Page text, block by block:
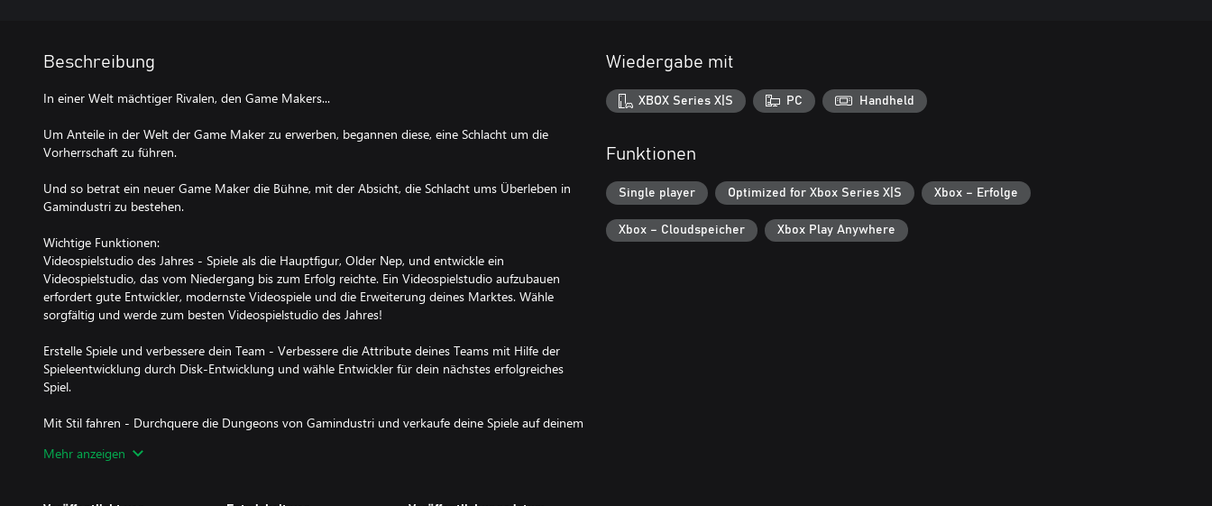
Beschreibung
In einer Welt mächtiger Rivalen, den Game Makers...
Um Anteile in der Welt der Game Maker zu erwerben, begannen diese, eine Schlacht um die
Vorherrschaft zu führen.
Und so betrat ein neuer Game Maker die Bühne, mit der Absicht, die Schlacht ums Überleben in
Gamindustri zu bestehen.
Wichtige Funktionen:
Videospielstudio des Jahres - Spiele als die Hauptfigur, Older Nep, und entwickle ein
Videospielstudio, das vom Niedergang bis zum Erfolg reichte. Ein Videospielstudio aufzubauen
erfordert gute Entwickler, modernste Videospiele und die Erweiterung deines Marktes. Wähle
sorgfältig und werde zum besten Videospielstudio des Jahres!
Erstelle Spiele und verbessere dein Team - Verbessere die Attribute deines Teams mit Hilfe der
Spieleentwicklung durch Disk-Entwicklung und wähle Entwickler für dein nächstes erfolgreiches
Spiel.
Mit Stil fahren - Durchquere die Dungeons von Gamindustri und verkaufe deine Spiele auf deinem
herausfordern oder seine Fahrkünste in Zeitrennen auf die Probe stellen.
Mehr anzeigen
Wiedergabe mit
XBOX Series X|S PC Handheld
Funktionen
Single player Optimized for Xbox Series X|S Xbox – Erfolge
Xbox – Cloudspeicher Xbox Play Anywhere